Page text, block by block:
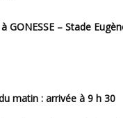
matin : arrivée à 9 h 30